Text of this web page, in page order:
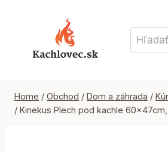
Hľadať:
Home / Obchod / Dom a záhrada /
/ Kinekus Plech pod kachle